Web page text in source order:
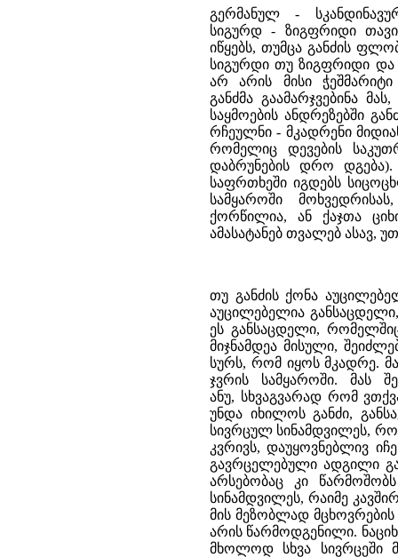
გერმანულ -
სიგურდ - ზიგფრიდი
იწყებს, თუმცა განძის
სიგურდი თუ ზიგფრიდი და
არ არის მისი
განძმა გაამარჯვებინა
საყმოების ანდრეზებში
რჩეულნი - მკადრენი
რომელიც დევების
დაბრუნების დრო
საფრთხეში იგდებს
სამყაროში
ქორწილია, ან ქაჯთა
ამასატანებ თვალებ ასავ,
თუ განძის ქონა
აუცილებელია
ეს განსაცდელი,
მიჯნამდეა მისული,
სურს, რომ იყოს მკადრე.
ჯვრის სამყაროში. მას
ანუ, სხვაგვარად რომ
უნდა იხილოს განძი,
სივრცულ სინამდვილეს,
კვრივს, დაუყოვნებლივ
გავრცელებული ადგილი
არსებობაც კი
სინამდვილეს, რაიმე
მის მეზობლად მცხოვრების
არის წარმოდგენილი.
მხოლოდ სხვა სივრცეში